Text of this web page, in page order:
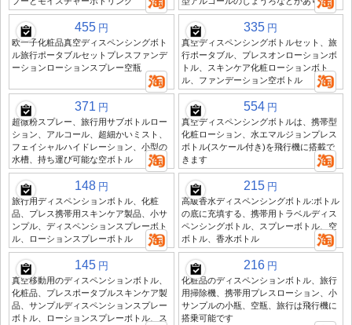
455 円
欧一子化粧品真空ディスペンシングボト
ル旅行ポータブルセットプレスファンデ
ーションローションスプレー空瓶
335 円
真空ディスペンシングボトルセット、旅
行ポータブル、プレスオンローションボ
トル、スキンケア化粧ローションボト
ル、ファンデーション空ボトル
371 円
超微粉スプレー、旅行用サブボトルロー
ション、アルコール、超細かいミスト、
フェイシャルハイドレーション、小型の
水槽、持ち運び可能な空ボトル
554 円
真空ディスペンシングボトルは、携帯型
化粧ローション、水エマルジョンプレス
ボトル(スケール付き)を飛行機に搭載で
きます
148 円
旅行用ディスペンションボトル、化粧
品、プレス携帯用スキンケア製品、小サ
ンプル、ディスペンションスプレーボト
ル、ローションスプレーボトル
215 円
高級香水ディスペンシングボトル:ボトル
の底に充填する、携帯用トラベルディス
ペンシングボトル、スプレーボトル、空
ボトル、香水ボトル
145 円
真空移動用のディスペンションボトル、
化粧品、プレスポータブルスキンケア製
品、サンプルディスペンションスプレー
ボトル、ローションスプレーボトル、ス
216 円
化粧品のディスペンションボトル、旅行
用掃除機、携帯用プレスローション、小
サンプルの小瓶、空瓶、旅行は飛行機に
搭乗可能です